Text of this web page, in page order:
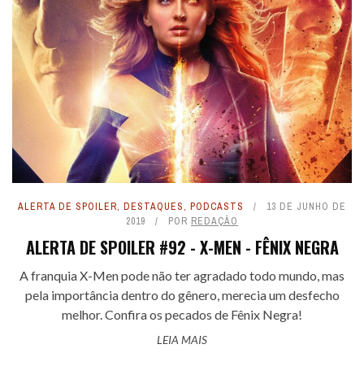
ALERTA DE SPOILER, DESTAQUES, PODCASTS
13 DE JUNHO DE
2019
POR REDAÇÃO
ALERTA DE SPOILER #92 - X-MEN - FÊNIX NEGRA
A franquia X-Men pode não ter agradado todo mundo, mas
pela importância dentro do gênero, merecia um desfecho
melhor. Confira os pecados de Fênix Negra!
LEIA MAIS